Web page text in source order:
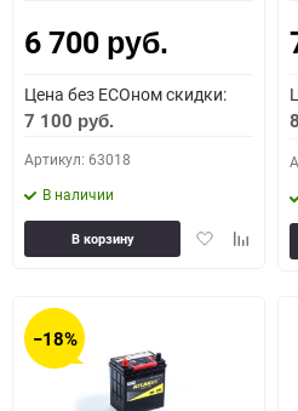
6 700 руб.
Цена без ECOном скидки:
7 100 руб.
Артикул: 63018
В наличии
ДобавитьДобавить
В корзину
−18%